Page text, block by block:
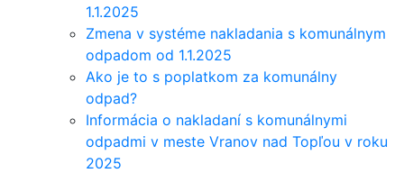
1.1.2025
Zmena v systéme nakladania s komunálnym
odpadom od 1.1.2025
Ako je to s poplatkom za komunálny
odpad?
Informácia o nakladaní s komunálnymi
odpadmi v meste Vranov nad Topľou v roku
2025